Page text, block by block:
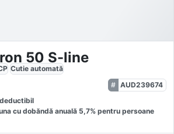
50 S-line
Cutie automată
AUD239674
cu dobăndă anuală 5,7% pentru persoane